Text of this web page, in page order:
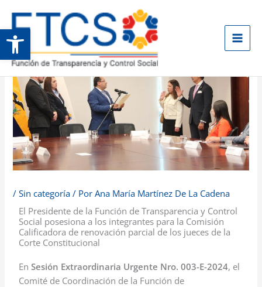
Abrir barra de herramientas
contenido
/Sin categoría / PorAna María Martínez De La Cadena
El Presidente de la Función de Transparencia y Control
Social posesiona a los integrantes para la Comisión
Calificadora de renovación parcial de los jueces de la
Corte Constitucional
EnSesión Extraordinaria Urgente Nro. 003-E-2024, el
Comité de Coordinación de la Función de